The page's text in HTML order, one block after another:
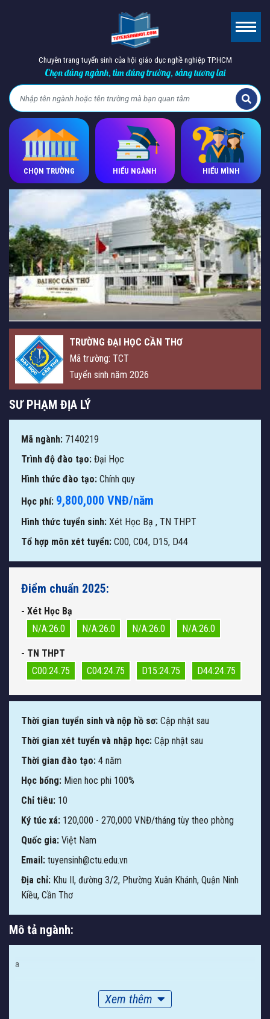
Chuyên trang tuyển sinh của hội giáo dục nghề nghiệp TP.HCM
Chọn đúng ngành, tìm đúng trường, sáng tương lai
HIỂU MÌNH
HIỂU NGÀNH
CHỌN TRƯỜNG
TRƯỜNG ĐẠI HỌC CẦN THƠ
Mã trường: TCT
Tuyển sinh năm 2026
SƯ PHẠM ĐỊA LÝ
Mã ngành: 7140219
Trình độ đào tạo: Đại Học
Hình thức đào tạo: Chính quy
Học phí: 9,800,000 VNĐ/năm
Hình thức tuyển sinh: Xét Học Bạ , TN THPT
Tổ hợp môn xét tuyển: C00, C04, D15, D44
Điểm chuẩn 2025:
- Xét Học Bạ
N/A:26.0
N/A:26.0 N/A:26.0 N/A:26.0
- TN THPT
C00:24.75
C04:24.75 D15:24.75 D44:24.75
Thời gian tuyển sinh và nộp hồ sơ: Cập nhật sau
Thời gian xét tuyển và nhập học: Cập nhật sau
Thời gian đào tạo: 4 năm
Học bổng: Mien hoc phi 100%
Chỉ tiêu: 10
Ký túc xá: 120,000 - 270,000 VNĐ/tháng tùy theo phòng
Quốc gia: Việt Nam
Email: tuyensinh@ctu.edu.vn
Địa chỉ: Khu II, đường 3/2, Phường Xuân Khánh, Quận Ninh
Kiều, Cần Thơ
Mô tả ngành:
a
Xem thêm